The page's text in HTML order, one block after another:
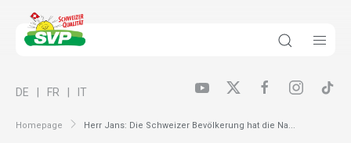
Homepage Herr Jans: Die Schweizer Bevölkerung hat die Na...
DE FR IT